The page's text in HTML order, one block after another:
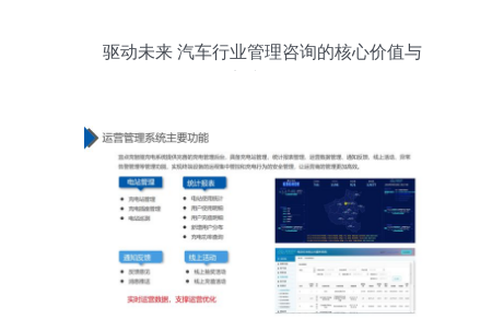
驱动未来 汽车行业管理咨询的核心价值与